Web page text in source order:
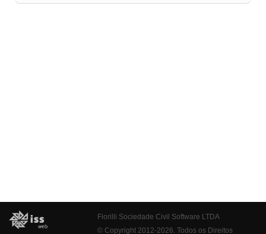
Fiorilli Sociedade Civil Software LTDA
© Copyright 2012-2026. Todos os Direitos